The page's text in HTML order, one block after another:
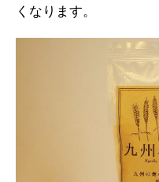
くなります。